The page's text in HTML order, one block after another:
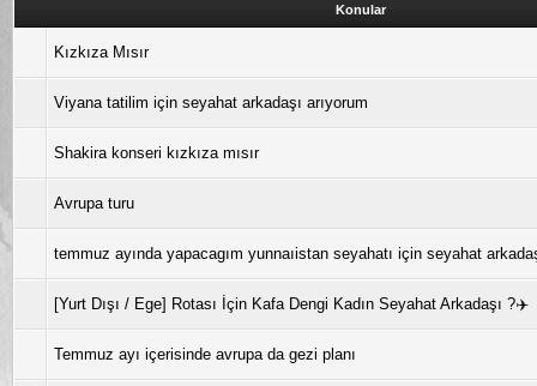
Konular
Kızkıza Mısır
Viyana tatilim için seyahat arkadaşı arıyorum
Shakira konseri kızkıza mısır
Avrupa turu
temmuz ayında yapacagım yunnaıistan seyahatı için seyahat
[Yurt Dışı / Ege] Rotası İçin Kafa Dengi Kadın Seyahat Arkadaşı ?✈️
Temmuz ayı içerisinde avrupa da gezi planı